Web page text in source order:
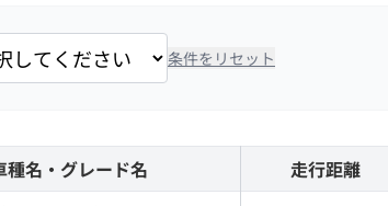
条件をリセット
種名・グレード名 走行距離